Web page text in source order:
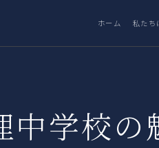
ホーム 私たち
中学校